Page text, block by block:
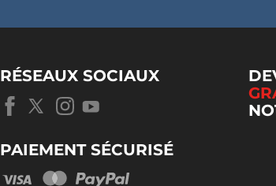
RÉSEAUX SOCIAUX
PAIEMENT SÉCURISÉ